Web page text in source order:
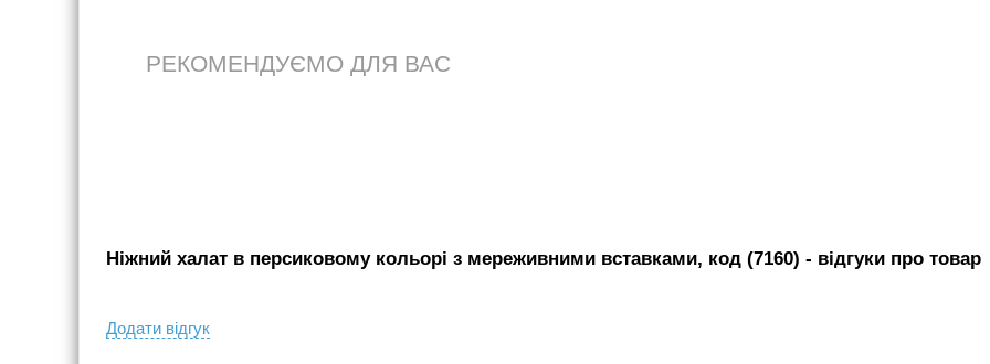
РЕКОМЕНДУЄМО ДЛЯ ВАС
Ніжний халат в персиковому кольорі з мереживними вставками, код (7160) - вiдгуки про товар
Додати вiдгук